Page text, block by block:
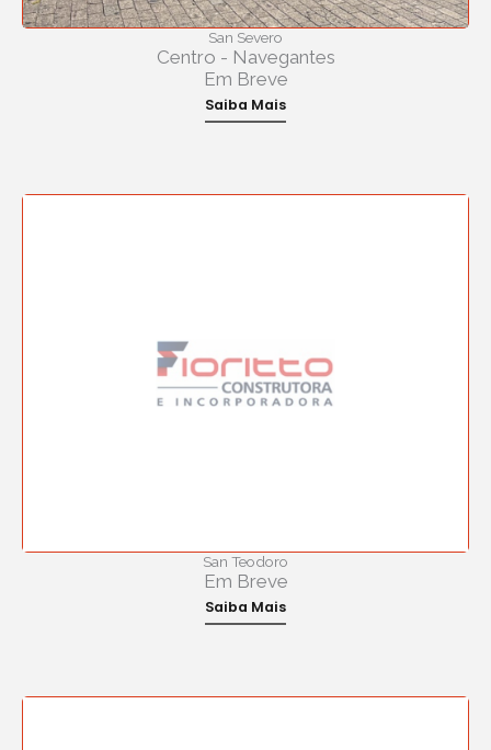
San Severo
Centro - Navegantes
Em Breve
Saiba Mais
San Teodoro
Em Breve
Saiba Mais